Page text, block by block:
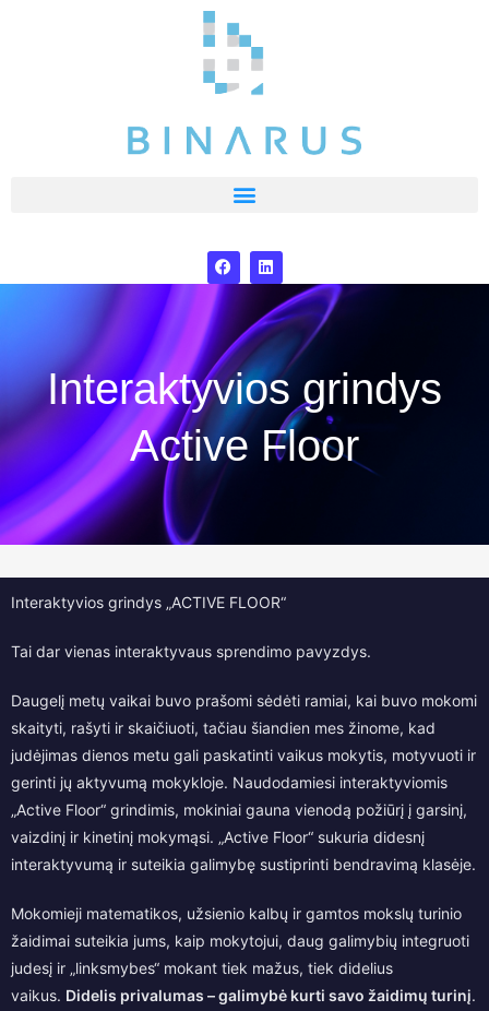
Interaktyvios grindys
Active Floor
Interaktyvios grindys „ACTIVE FLOOR“
Tai dar vienas interaktyvaus sprendimo pavyzdys.
Daugelį metų vaikai buvo prašomi sėdėti ramiai, kai buvo mokomi
skaityti, rašyti ir skaičiuoti, tačiau šiandien mes žinome, kad
judėjimas dienos metu gali paskatinti vaikus mokytis, motyvuoti ir
gerinti jų aktyvumą mokykloje. Naudodamiesi interaktyviomis
„Active Floor“ grindimis, mokiniai gauna vienodą požiūrį į garsinį,
vaizdinį ir kinetinį mokymąsi. „Active Floor“ sukuria didesnį
interaktyvumą ir suteikia galimybę sustiprinti bendravimą klasėje.
Mokomieji matematikos, užsienio kalbų ir gamtos mokslų turinio
žaidimai suteikia jums, kaip mokytojui, daug galimybių integruoti
judesį ir „linksmybes“ mokant tiek mažus, tiek didelius
vaikus. Didelis privalumas – galimybė kurti savo žaidimų turinį.